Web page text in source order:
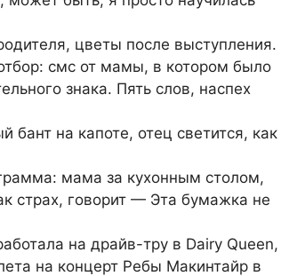
цветы после выступления.
смс от мамы, в котором было
знака. Пять слов, наспех
на капоте, отец светится, как
мама за кухонным столом,
страх, говорит — Эта бумажка не
на драйв-тру в Dairy Queen,
на концерт Ребы Макинтайр в